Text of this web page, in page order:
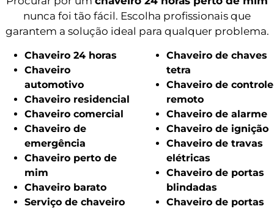
nunca foi tão fácil. Escolha profissionais que
garantem a solução ideal para qualquer problema.
Chaveiro 24 horas
Chaveiro
automotivo
Chaveiro residencial
Chaveiro comercial
Chaveiro de
emergência
Chaveiro perto de
mim
Chaveiro barato
Serviço de chaveiro
Chaveiro de chaves
tetra
Chaveiro de controle
remoto
Chaveiro de alarme
Chaveiro de ignição
Chaveiro de travas
elétricas
Chaveiro de portas
blindadas
Chaveiro de portas